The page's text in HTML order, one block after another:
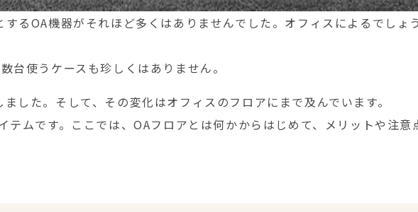
るOA機器がそれほど多くはありませんでした。オフィスによるでしょ
台使うケースも珍しくはありません。
した。そして、その変化はオフィスのフロアにまで及んでいます。
テムです。ここでは、OAフロアとは何かからはじめて、メリットや注意